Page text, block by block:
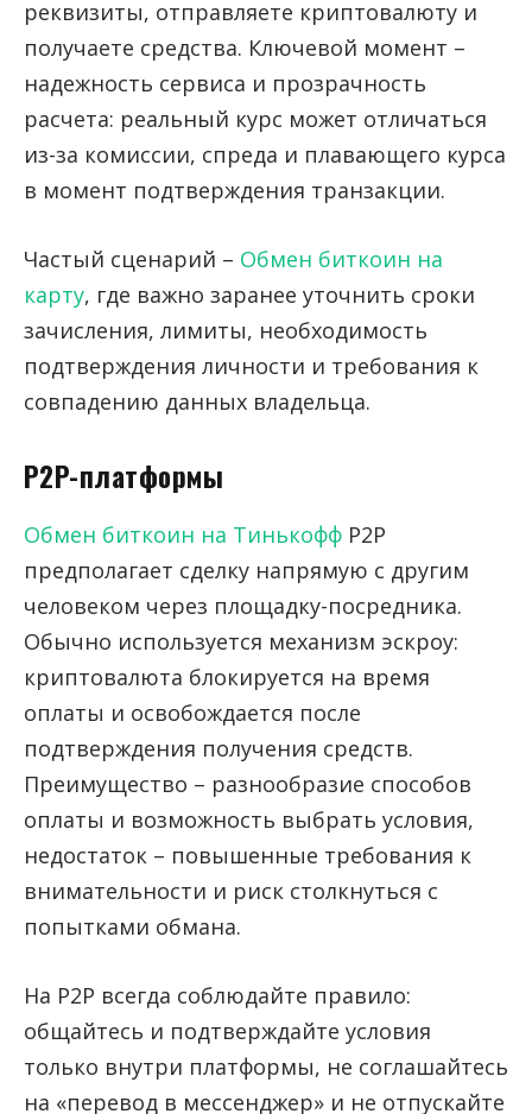
реквизиты, отправляете криптовалюту и
получаете средства. Ключевой момент –
надежность сервиса и прозрачность
расчета: реальный курс может отличаться
из-за комиссии, спреда и плавающего курса
в момент подтверждения транзакции.
Частый сценарий – Обмен биткоин на
карту, где важно заранее уточнить сроки
зачисления, лимиты, необходимость
подтверждения личности и требования к
совпадению данных владельца.
P2P-платформы
Обмен биткоин на Тинькофф P2P
предполагает сделку напрямую с другим
человеком через площадку-посредника.
Обычно используется механизм эскроу:
криптовалюта блокируется на время
оплаты и освобождается после
подтверждения получения средств.
Преимущество – разнообразие способов
оплаты и возможность выбрать условия,
недостаток – повышенные требования к
внимательности и риск столкнуться с
попытками обмана.
На P2P всегда соблюдайте правило:
общайтесь и подтверждайте условия
только внутри платформы, не соглашайтесь
на «перевод в мессенджер» и не отпускайте